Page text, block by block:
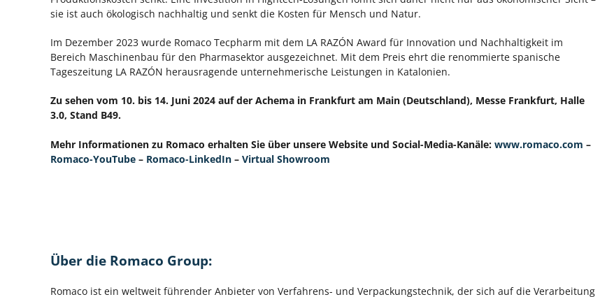
sie ist auch ökologisch nachhaltig und senkt die Kosten für Mensch und Natur.
Im Dezember 2023 wurde Romaco Tecpharm mit dem LA RAZÓN Award für Innovation und Nachhaltigkeit im
Bereich Maschinenbau für den Pharmasektor ausgezeichnet. Mit dem Preis ehrt die renommierte spanische
Tageszeitung LA RAZÓN herausragende unternehmerische Leistungen in Katalonien.
Zu sehen vom 10. bis 14. Juni 2024 auf der Achema in Frankfurt am Main (Deutschland), Messe Frankfurt, Halle
3.0, Stand B49.
Mehr Informationen zu Romaco erhalten Sie über unsere Website und Social-Media-Kanäle: www.romaco.com –
Romaco-YouTube – Romaco-LinkedIn – Virtual Showroom
Über die Romaco Group:
Romaco ist ein weltweit führender Anbieter von Verfahrens- und Verpackungstechnik, der sich auf die Verarbeitung